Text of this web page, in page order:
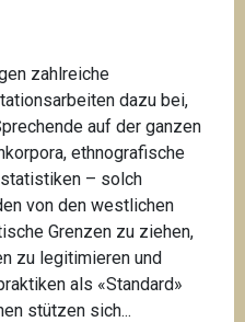
zahlreiche
dazu bei,
auf der ganzen
ethnografische
– solch
von den westlichen
Grenzen zu ziehen,
zu legitimieren und
als «Standard»
stützen sich...